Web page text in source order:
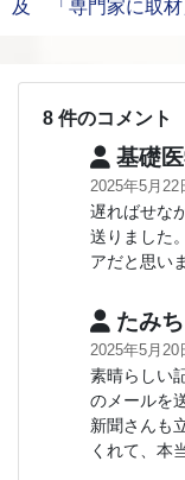
及 「専門家に取材
8 件のコメント
基礎
2025年5月22
遅ればせな
送りました
アだと思い
たみ
2025年5月20
素晴らしい
のメールを
新聞さんも
くれて、本